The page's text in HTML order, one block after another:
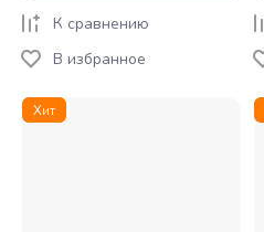
К сравнению
В избранное
Хит